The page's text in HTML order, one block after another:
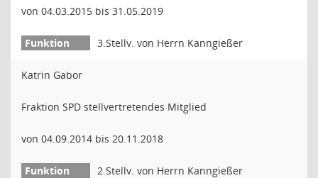
von 04.03.2015 bis 31.05.2019
3.Stellv. von Herrn Kanngießer
Katrin Gabor
Fraktion SPD stellvertretendes Mitglied
von 04.09.2014 bis 20.11.2018
2.Stellv. von Herrn Kanngießer